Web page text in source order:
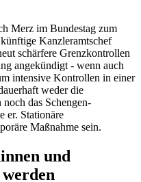
Merz im Bundestag zum
Kanzleramtschef
schärfere Grenzkontrollen
angekündigt - wenn auch
intensive Kontrollen in einer
weder die
das Schengen-
er. Stationäre
Maßnahme sein.
und